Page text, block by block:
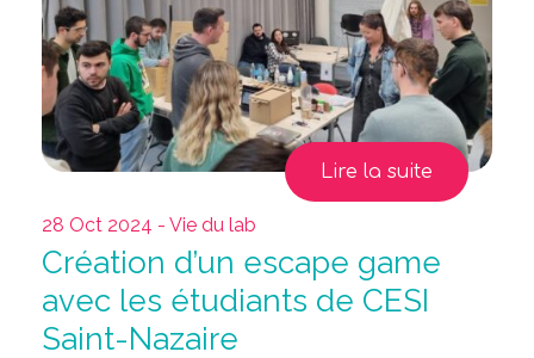
Lire la suite
28 Oct 2024 - Vie du lab
Création d’un escape game
avec les étudiants de CESI
Saint-Nazaire